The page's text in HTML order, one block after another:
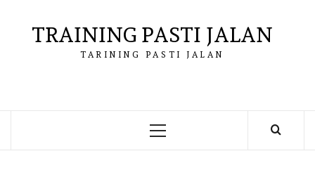
contentTRAINING PASTI JALAN
TARINING PASTI JALAN
Primary